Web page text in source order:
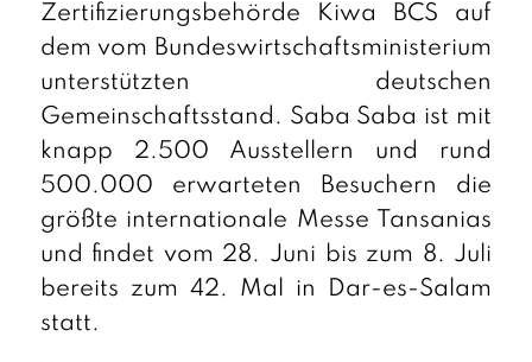
Zertifizierungsbehörde Kiwa BCS auf
dem vom Bundeswirtschaftsministerium
unterstützten deutschen
Gemeinschaftsstand. Saba Saba ist mit
knapp 2.500 Ausstellern und rund
500.000 erwarteten Besuchern die
größte internationale Messe Tansanias
und findet vom 28. Juni bis zum 8. Juli
bereits zum 42. Mal in Dar-es-Salam
statt.